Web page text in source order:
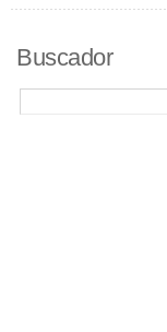
Buscador